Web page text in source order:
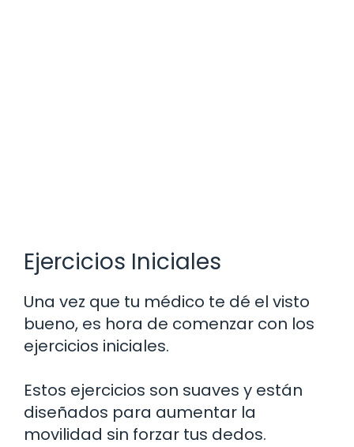
Ejercicios Iniciales
Una vez que tu médico te dé el visto
bueno, es hora de comenzar con los
ejercicios iniciales.
Estos ejercicios son suaves y están
diseñados para aumentar la
movilidad sin forzar tus dedos.